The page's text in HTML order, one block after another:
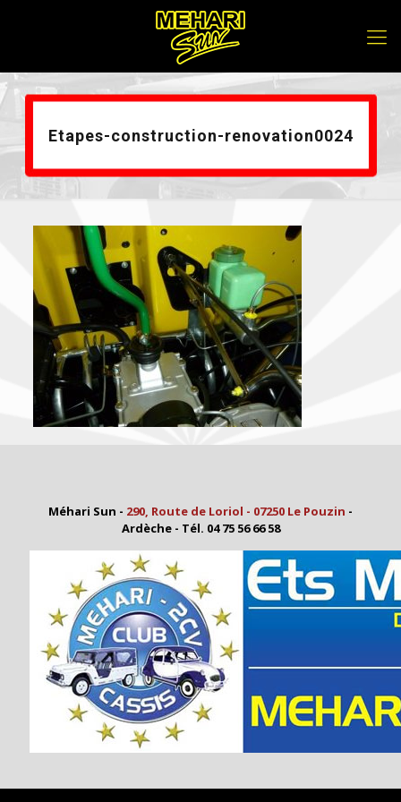
Etapes-construction-renovation0024
Méhari Sun - 290, Route de Loriol - 07250 Le Pouzin -
Ardèche - Tél. 04 75 56 66 58